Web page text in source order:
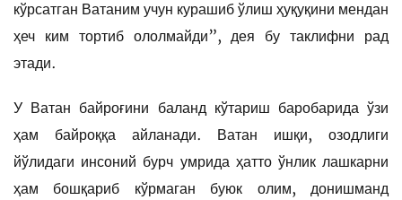
кўрсатган Ватаним учун курашиб ўлиш ҳуқуқини мендан
ҳеч ким тортиб ололмайди”, дея бу таклифни рад
этади.
У Ватан байроғини баланд кўтариш баробарида ўзи
ҳам байроққа айланади. Ватан ишқи, озодлиги
йўлидаги инсоний бурч умрида ҳатто ўнлик лашкарни
ҳам бошқариб кўрмаган буюк олим, донишманд